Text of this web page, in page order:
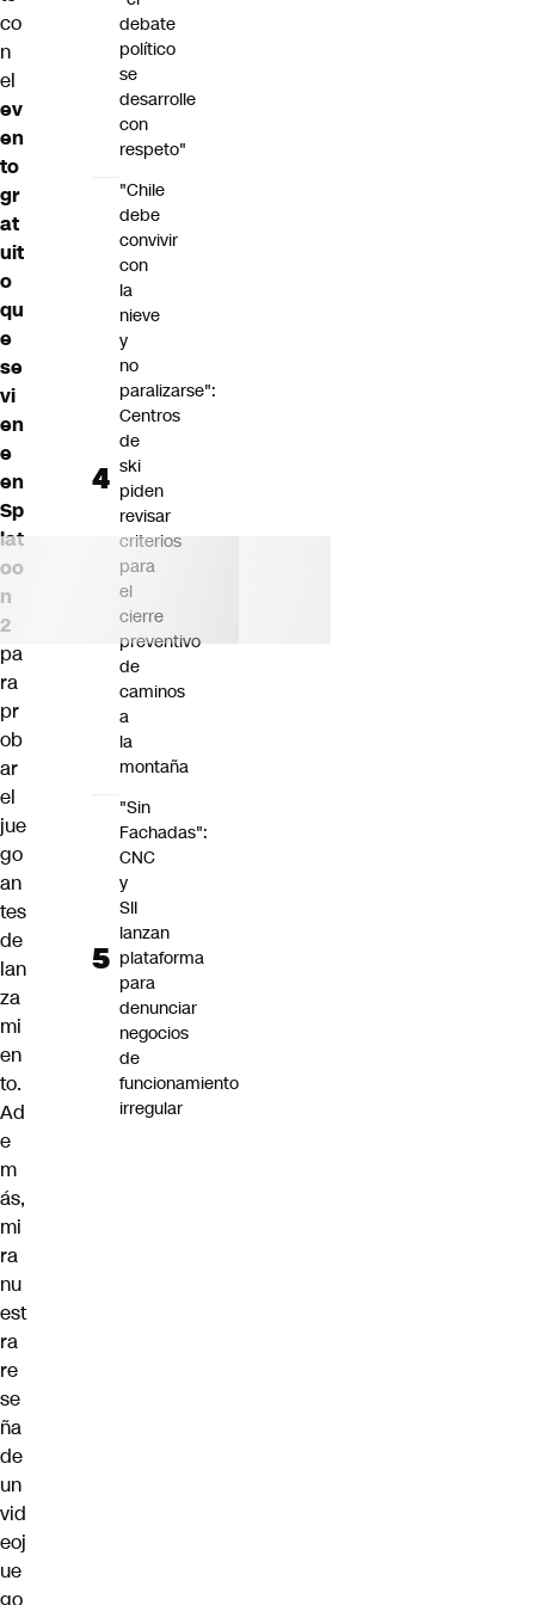
co
n
el
ev
en
to
gr
at
uit
o
qu
e
se
vi
en
e
en
Sp
lat
oo
n
2
pa
ra
pr
ob
ar
el
jue
go
an
tes
de
lan
za
mi
en
to.
Ad
e
m
ás,
mi
ra
nu
est
ra
re
se
ña
de
un
vid
eoj
ue
go
debate
político
se
desarrolle
con
respeto"
"Chile
debe
convivir
con
la
nieve
y
no
paralizarse":
Centros
de
ski
piden
revisar
criterios
para
el
cierre
preventivo
de
caminos
a
la
montaña
"Sin
Fachadas":
CNC
y
SII
lanzan
plataforma
para
denunciar
negocios
de
funcionamiento
irregular